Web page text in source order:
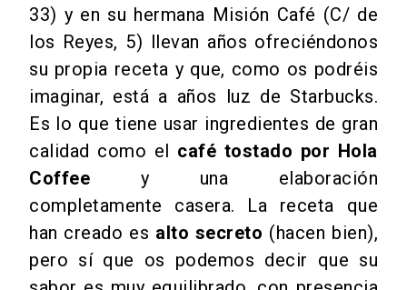
33) y en su hermana Misión Café (C/ de
los Reyes, 5) llevan años ofreciéndonos
su propia receta y que, como os podréis
imaginar, está a años luz de Starbucks.
Es lo que tiene usar ingredientes de gran
calidad como el café tostado por Hola
Coffee y una elaboración
completamente casera. La receta que
han creado es alto secreto (hacen bien),
pero sí que os podemos decir que su